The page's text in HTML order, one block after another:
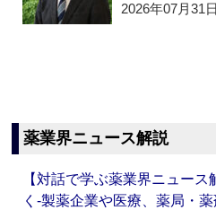
2026年07月31
薬業界ニュース解説
【対話で学ぶ薬業界ニュー
く‐製薬企業や医療、薬局・